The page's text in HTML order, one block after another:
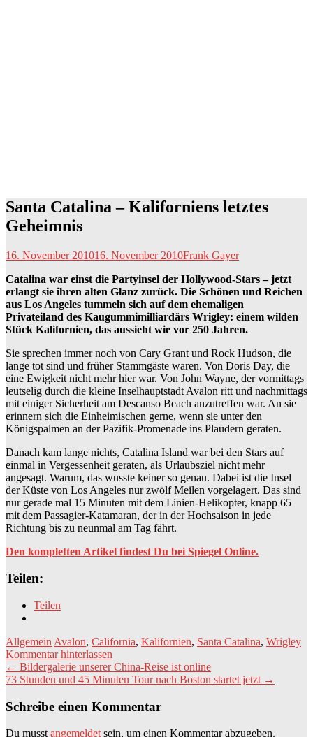
Santa Catalina – Kaliforniens letztes
Geheimnis
16. November 201016. November 2010Frank Gayer
Catalina war einst die Partyinsel der Hollywood-Stars – jetzt
erlangt sie ihren alten Glanz zurück. Die Schönen und Reichen
aus Los Angeles tummeln sich auf dem ehemaligen
Privateiland des Kaugummimilliardärs Wrigley: einem wilden
Stück Kalifornien, das aussieht wie vor 250 Jahren.
Sie sprechen immer noch von Cary Grant und Rock Hudson, die
lange tot sind und früher Stammgäste waren. Von Doris Day, die
eine Ewigkeit nicht mehr hier war. Von John Wayne, der vormittags
leutselig durch die kleine Inselhauptstadt Avalon ritt und nachmittags
mit einiger Sicherheit am Descanso Beach anzutreffen war. An sie
erinnern sich die Einheimischen gerne, wenn sie unter den
Königspalmen an der Pazifik-Promenade ins Plaudern geraten.
Danach kam lange nichts, Catalina Island war bei den Stars auf
einmal in Vergessenheit geraten, als Urlaubsziel nicht mehr
angesagt. Warum, das wusste keiner so genau. Dabei ist die Insel
der Küste von Los Angeles nur zwölf Meilen vorgelagert. Das sind
nur gerade mal 15 Minuten mit dem Linien-Helikopter, knapp 65
mit dem Passagier-Katamaran, der in der Hochsaison in jede
Richtung bis zu neunmal am Tag fährt.
Den kompletten Artikel findest Du bei Spiegel Online.
Teilen:
Teilen
Allgemein Avalon, California, Kalifornien, Santa Catalina, Wrigley
Kommentar hinterlassen
Beitragsnavigation
← Bildergalerie unserer China-Reise ist online
73 Stunden und 45 Minuten Tour nach Boston startet jetzt →
Schreibe einen Kommentar
Du musstangemeldetsein, um einen Kommentar abzugeben.